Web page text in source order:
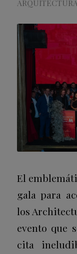
ARQUITECTURA
El
gala para
los
evento que
cita